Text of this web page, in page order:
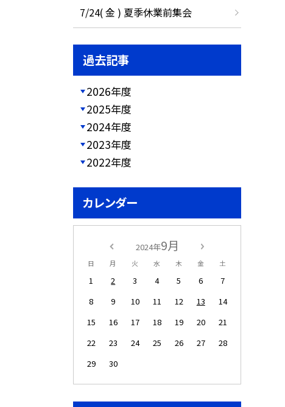
7/24( 金 ) 夏季休業前集会
過去記事
2026年度
2025年度
2024年度
2023年度
2022年度
カレンダー
2024年9月
日 月 火 水 木 金 土
1 2 3 4 5 6
7
8
9 10 11 12 13
14
15
16 17 18 19 20
21
22
23 24 25 26 27
28
29
30